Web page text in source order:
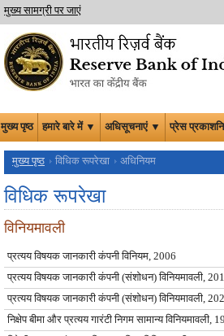
मुख्य सामग्री पर जाएं
मुख्य पृष्ठ हमारे बारे में ▼ अधिसूचनाएं ▼ प्रेस
मुख्य पृष्ठ विधिक रूपरेखा अधिनियम
विधिक रूपरेखा
विनियमावली
प्रत्‍यय विषयक जानकारी कंपनी विनियम, 2006
प्रत्‍यय विषयक जानकारी कंपनी (संशोधन) विनियमावली,
प्रत्‍यय विषयक जानकारी कंपनी (संशोधन) विनियमावली,
निक्षेप बीमा और प्रत्यय गारंटी निगम सामान्य विनियमावली,